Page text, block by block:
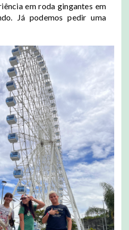
em roda gingantes em
Já podemos pedir uma